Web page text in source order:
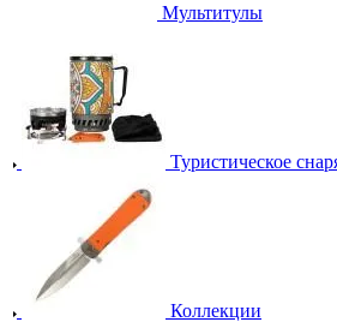
Мультитулы
Туристическое
Коллекции